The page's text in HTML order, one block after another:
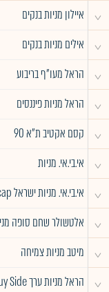
^ איילון מניות בנקים
^ אילים מניות בנקים
^ הראל מעו"ף בריבוע
^ הראל מניות פיננסים
^ קסם אקטיב ת"א 90
^ אי.בי.אי. מניות
^ אי.בי.אי. מניות ישראל Large & mid cap
^ אלטשולר שחם סופה
^ מיטב מניות צמיחה
^ הראל מניות ערך Buy Side ישראל